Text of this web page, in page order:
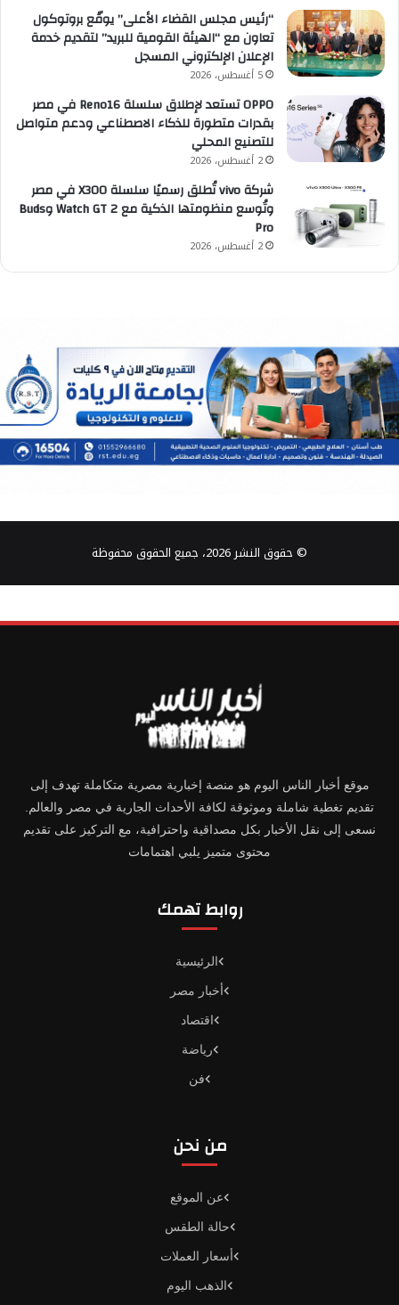
“رئيس مجلس القضاء الأعلى” يوقّع بروتوكول
تعاون مع “الهيئة القومية للبريد” لتقديم خدمة
الإعلان الإلكتروني المسجل
5 أغسطس، 2026
OPPO تستعد لإطلاق سلسلة Reno16 في مصر
بقدرات متطورة للذكاء الاصطناعي ودعم متواصل
للتصنيع المحلي
2 أغسطس، 2026
شركة vivo تُطلق رسميًا سلسلة X300 في مصر
وتُوسع منظومتها الذكية مع Watch GT 2 وBuds
Pro
2 أغسطس، 2026
© حقوق النشر 2026، جميع الحقوق محفوظة
موقع أخبار الناس اليوم هو منصة إخبارية مصرية متكاملة تهدف إلى
تقديم تغطية شاملة وموثوقة لكافة الأحداث الجارية في مصر والعالم.
نسعى إلى نقل الأخبار بكل مصداقية واحترافية، مع التركيز على تقديم
محتوى متميز يلبي اهتمامات
روابط تهمك
الرئيسية
أخبار مصر
اقتصاد
رياضة
فن
من نحن
عن الموقع
حالة الطقس
أسعار العملات
الذهب اليوم